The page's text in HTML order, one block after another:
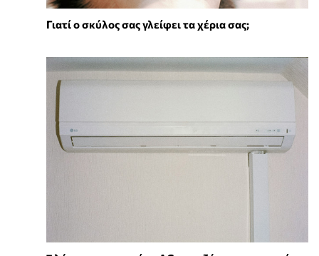
Γιατί ο σκύλος σας γλείφει τα χέρια σας;